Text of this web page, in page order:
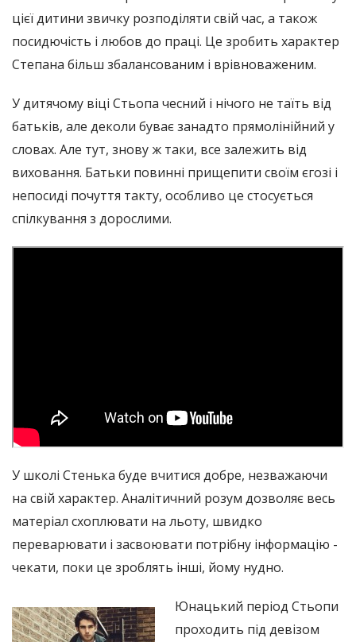
цієї дитини звичку розподіляти свій час, а також
посидючість і любов до праці. Це зробить характер
Степана більш збалансованим і врівноваженим.
У дитячому віці Стьопа чесний і нічого не таїть від
батьків, але деколи буває занадто прямолінійний у
словах. Але тут, знову ж таки, все залежить від
виховання. Батьки повинні прищепити своїм єгозі і
непосиді почуття такту, особливо це стосується
спілкування з дорослими.
У школі Стенька буде вчитися добре, незважаючи
на свій характер. Аналітичний розум дозволяє весь
матеріал схоплювати на льоту, швидко
переварювати і засвоювати потрібну інформацію -
чекати, поки це зроблять інші, йому нудно.
Юнацький період Стьопи
проходить під девізом